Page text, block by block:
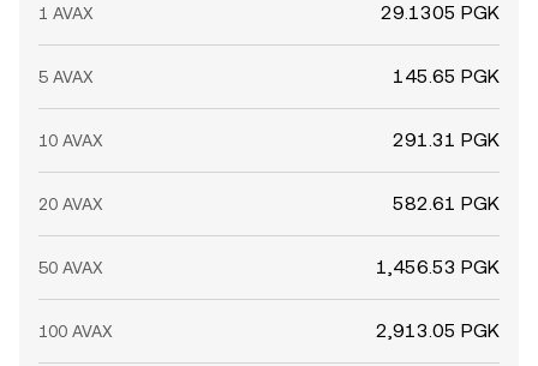
1 AVAX 29.1305 PGK
5 AVAX 145.65 PGK
10 AVAX 291.31 PGK
20 AVAX 582.61 PGK
50 AVAX 1,456.53 PGK
100 AVAX 2,913.05 PGK